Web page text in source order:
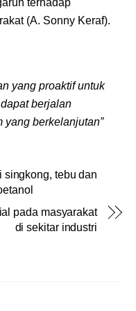
terhadap
(A. Sonny Keraf).
yang proaktif untuk
berjalan
yang berkelanjutan”
singkong, tebu dan
pada masyarakat
di sekitar industri